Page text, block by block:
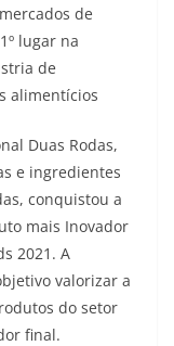
de
lugar na
de
alimentícios
Duas Rodas,
e ingredientes
conquistou a
mais Inovador
2021. A
valorizar a
do setor
final.